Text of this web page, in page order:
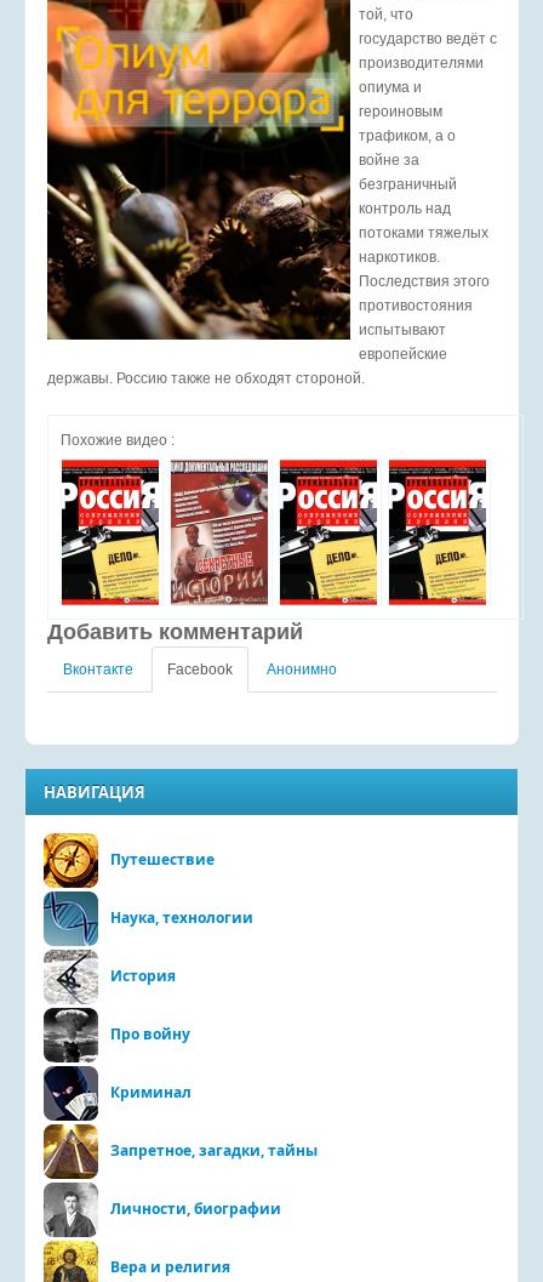
той, что
государство ведёт с
производителями
опиума и
героиновым
трафиком, а о
войне за
безграничный
контроль над
потоками тяжелых
наркотиков.
Последствия этого
противостояния
испытывают
европейские
державы. Россию также не обходят стороной.
Похожие видео :
Добавить комментарий
Вконтакте Facebook Анонимно
НАВИГАЦИЯ
Путешествие
Наука, технологии
История
Про войну
Криминал
Запретное, загадки, тайны
Личности, биографии
Вера и религия